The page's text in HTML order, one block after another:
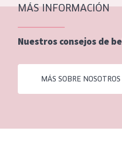
Piel normal y seca
Piel mixata o grasa
Piel madura
Piel expuesta al sol
Piel menopáusica
Todas las edades
MÁS INFORMACIÓN
Nuestros consejos de
MÁS SOBRE NOSOTROS